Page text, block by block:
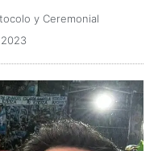
y Ceremonial